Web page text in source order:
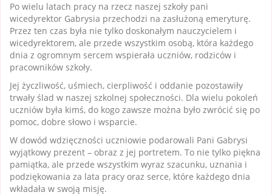
Po wielu latach pracy na rzecz naszej szkoły pani
wicedyrektor Gabrysia przechodzi na zasłużoną emeryturę.
Przez ten czas była nie tylko doskonałym nauczycielem i
wicedyrektorem, ale przede wszystkim osobą, która każdego
dnia z ogromnym sercem wspierała uczniów, rodziców i
pracowników szkoły.
Jej życzliwość, uśmiech, cierpliwość i oddanie pozostawiły
trwały ślad w naszej szkolnej społeczności. Dla wielu pokoleń
uczniów była kimś, do kogo zawsze można było zwrócić się po
pomoc, dobre słowo i wsparcie.
W dowód wdzięczności uczniowie podarowali Pani Gabrysi
wyjątkowy prezent – obraz z jej portretem. To nie tylko piękna
pamiątka, ale przede wszystkim wyraz szacunku, uznania i
podziękowania za lata pracy oraz serce, które każdego dnia
wkładała w swoją misję.